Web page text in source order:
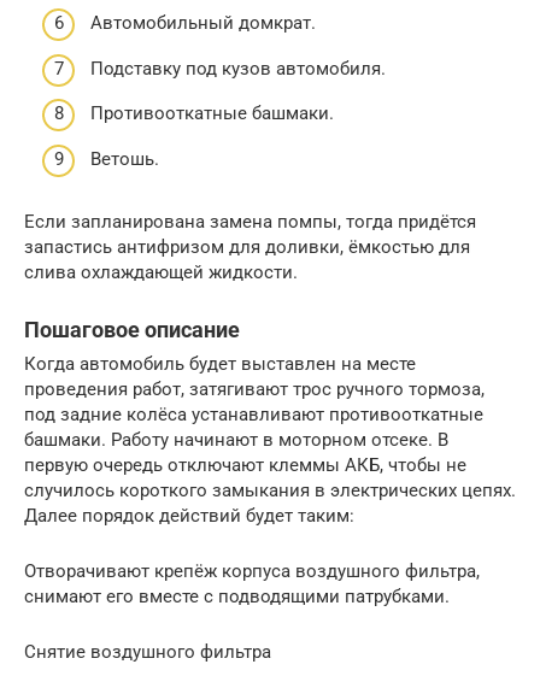
Автомобильный домкрат.
Подставку под кузов автомобиля.
Противооткатные башмаки.
Ветошь.
Если запланирована замена помпы, тогда придётся
запастись антифризом для доливки, ёмкостью для
слива охлаждающей жидкости.
Пошаговое описание
Когда автомобиль будет выставлен на месте
проведения работ, затягивают трос ручного тормоза,
под задние колёса устанавливают противооткатные
башмаки. Работу начинают в моторном отсеке. В
первую очередь отключают клеммы АКБ, чтобы не
случилось короткого замыкания в электрических цепях.
Далее порядок действий будет таким:
Отворачивают крепёж корпуса воздушного фильтра,
снимают его вместе с подводящими патрубками.
Снятие воздушного фильтра